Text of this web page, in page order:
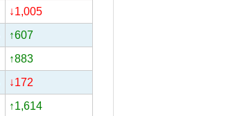
↓1,005
↑607
↑883
↓172
↑1,614